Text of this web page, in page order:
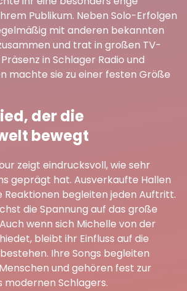
Publikum. Neben Solo-Erfolgen
mit anderen bekannten
und trat in großen TV-
in Schlager Radio und
machte sie zu einer festen Größe
der die
bewegt
zeigt eindrucksvoll, wie sehr
geprägt hat. Ausverkaufte Hallen
Reaktionen begleiten jeden Auftritt.
die Spannung auf das große
wenn sich Michelle von der
bleibt ihr Einfluss auf die
Ihre Songs begleiten
und gehören fest zur
modernen Schlagers.